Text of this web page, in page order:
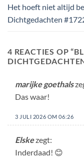
Het hoeft niet altijd
Dichtgedachten
4 REACTIES OP “
marijke goethals
Das waar!
3 JULI 2026 OM 06:26
Elskezegt:
Inderdaad! 😊